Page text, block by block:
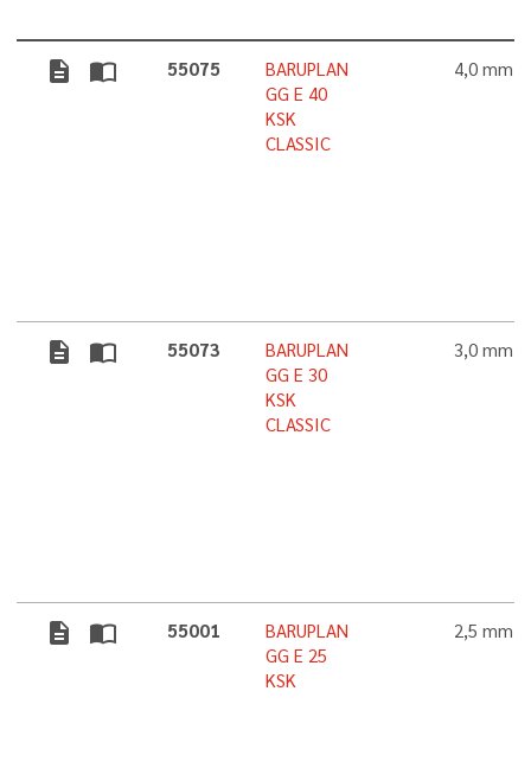
description import_contacts 55075
BARUPLAN
GG E 40
KSK
CLASSIC
4,0 mm
description import_contacts 55073
BARUPLAN
GG E 30
KSK
CLASSIC
3,0 mm
description import_contacts 55001
BARUPLAN
GG E 25
KSK
2,5 mm